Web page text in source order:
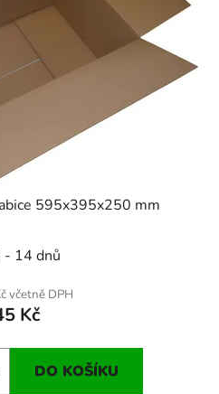
595x395x250 mm
- 14 dnů
včetně DPH
Kč
DO KOŠÍKU